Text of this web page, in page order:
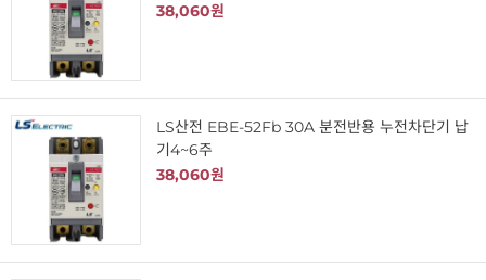
38,060원
LS산전 EBE-52Fb 30A 분전반용 누전차단기 납
기4~6주
38,060원